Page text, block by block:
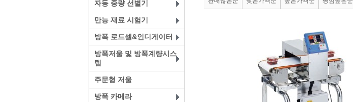
자동 중량 선별기
만능 재료 시험기
방폭 로드셀&인디게이터
방폭저울 및 방폭계량시스
템
주문형 저울
방폭 카메라